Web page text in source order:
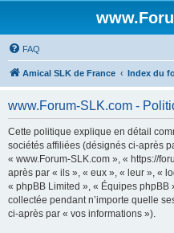
FAQ
Amical SLK de France Index du
www.Forum-SLK.com -
Cette politique explique en détail
sociétés affiliées (désignés ci-après
« www.Forum-SLK.com », « https://
après par « ils », « eux », « leur », «
« phpBB Limited », « Équipes phpBB
collectée pendant n’importe quelle
ci-après par « vos informations »).